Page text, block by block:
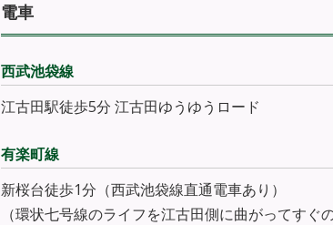
電車
西武池袋線
江古田駅徒歩5分 江古田ゆうゆうロード
有楽町線
新桜台徒歩1分（西武池袋線直通電車あり）
（環状七号線のライフを江古田側に曲がってすぐ